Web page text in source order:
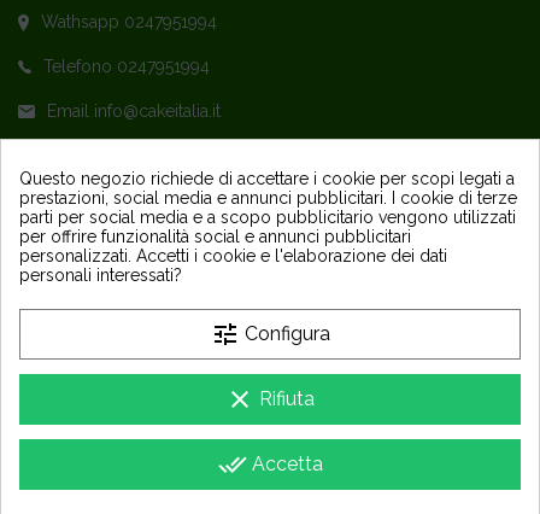
Wathsapp 0247951994
Telefono 0247951994
Email info@cakeitalia.it
dalle ore 9,30 alle 14 e dalle 15 alle 18
LA NOSTRA AZIENDA
Questo negozio richiede di accettare i cookie per scopi legati a
prestazioni, social media e annunci pubblicitari. I cookie di terze
parti per social media e a scopo pubblicitario vengono utilizzati
per offrire funzionalità social e annunci pubblicitari
personalizzati. Accetti i cookie e l'elaborazione dei dati
personali interessati?
tune Configura
clear Rifiuta
done_all Accetta